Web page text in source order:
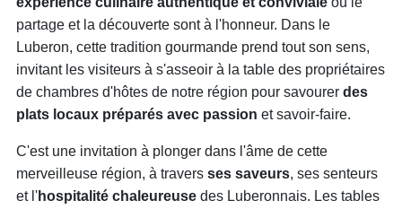
partage et la découverte sont à l'honneur. Dans le
Luberon, cette tradition gourmande prend tout son sens,
invitant les visiteurs à s'asseoir à la table des propriétaires
de chambres d'hôtes de notre région pour savourer des
plats locaux préparés avec passion et savoir-faire.
C'est une invitation à plonger dans l'âme de cette
merveilleuse région, à travers ses saveurs, ses senteurs
et l'hospitalité chaleureusedes Luberonnais. Les tables